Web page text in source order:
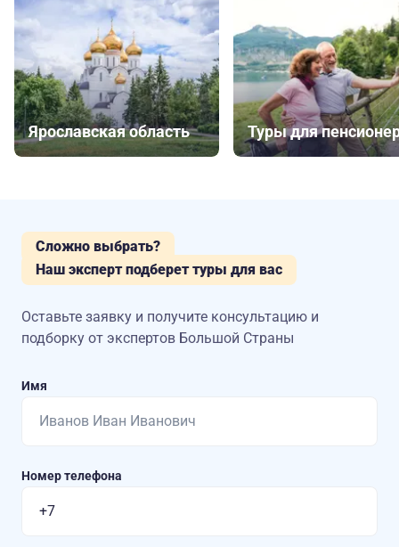
Ярославская область Туры для
Сложно выбрать?
Наш эксперт подберет туры для вас
Оставьте заявку и получите консультацию и
подборку от экспертов Большой Страны
Имя
Номер телефона